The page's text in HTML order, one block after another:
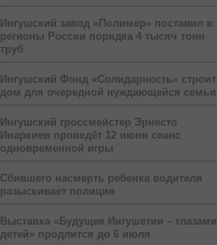
Ингушский завод «Полимер» поставил в
регионы России порядка 4 тысяч тонн
труб
Ингушский Фонд «Солидарность» строит
дом для очередной нуждающейся семьи
Ингушский гроссмейстер Эрнесто
Инаркиев проведёт 12 июня сеанс
одновременной игры
Сбившего насмерть ребенка водителя
разыскивает полиция
Выставка «Будущее Ингушетии – глазами
детей» продлится до 6 июля